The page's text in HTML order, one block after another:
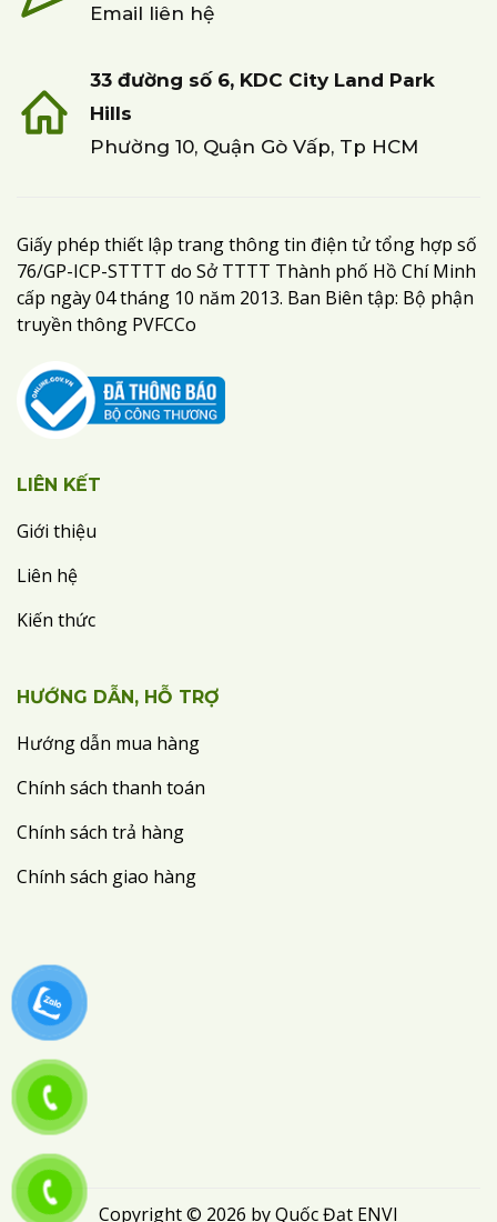
Email liên hệ
33 đường số 6, KDC City Land Park
Hills
Phường 10, Quận Gò Vấp, Tp HCM
Giấy phép thiết lập trang thông tin điện tử tổng hợp số
76/GP-ICP-STTTT do Sở TTTT Thành phố Hồ Chí Minh
cấp ngày 04 tháng 10 năm 2013. Ban Biên tập: Bộ phận
truyền thông PVFCCo
LIÊN KẾT
Giới thiệu
Liên hệ
Kiến thức
HƯỚNG DẪN, HỖ TRỢ
Hướng dẫn mua hàng
Chính sách thanh toán
Chính sách trả hàng
Chính sách giao hàng
Copyright © 2026 by Quốc Đạt ENVI